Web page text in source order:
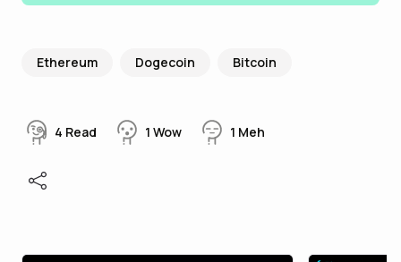
Ethereum Dogecoin Bitcoin
4 Read 1 Wow 1 Meh